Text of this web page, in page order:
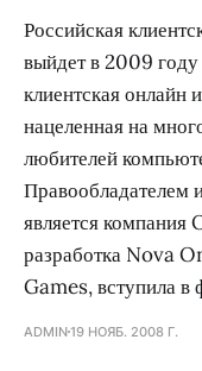
Российская
выйдет в 2009
клиентская онлайн
нацеленная на
любителей
Правообладателем
является
разработка Nova
Games, вступила
ADMIN19 НОЯБ. 2008 Г.